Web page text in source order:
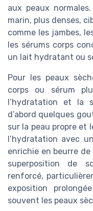
aux peaux
marin, plus denses,
comme les jambes,
les sérums corps
un lait hydratant ou
Pour les peaux
corps ou sérum
l’hydratation et la
d’abord quelques
sur la peau propre et
l’hydratation avec
enrichie en beurre
superposition de
renforcé,
exposition
souvent les peaux